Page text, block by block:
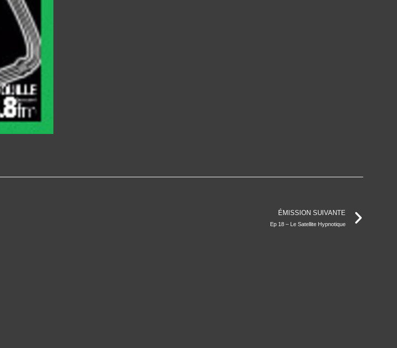
ÉMISSION SUIVANTE
Ep 18 – Le Satellite Hypnotique